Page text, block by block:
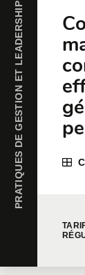
PRATIQUES DE GESTION ET LEADERSHIP